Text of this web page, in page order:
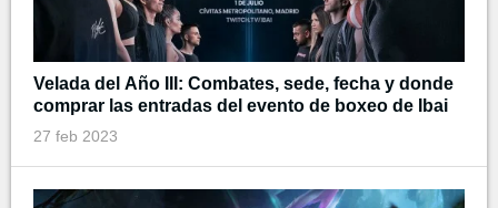
Velada del Año III: Combates, sede, fecha y donde
comprar las entradas del evento de boxeo de Ibai
27 feb 2023